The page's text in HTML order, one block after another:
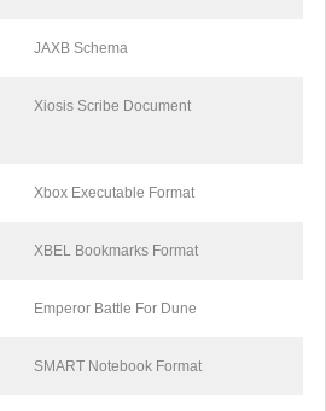
JAXB Schema
Xiosis Scribe Document
Xbox Executable Format
XBEL Bookmarks Format
Emperor Battle For Dune
SMART Notebook Format